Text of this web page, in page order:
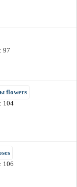
97
flowers
104
106